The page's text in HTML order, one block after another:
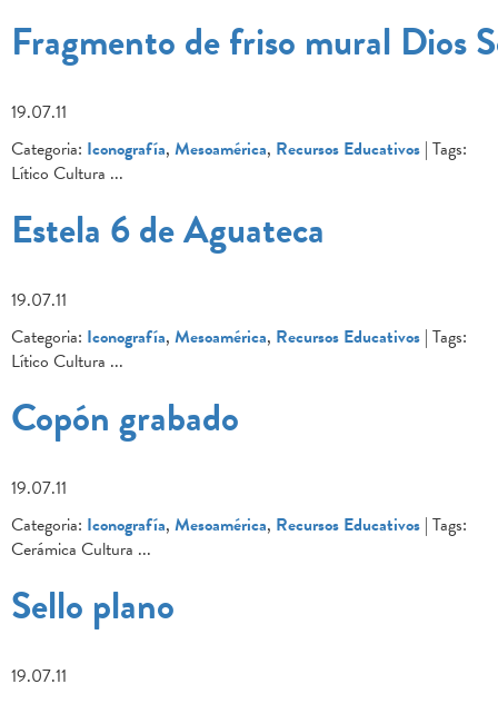
Fragmento de friso mural Dios
19.07.11
Categoria: Iconografía, Mesoamérica, Recursos Educativos | Tags:
Lítico Cultura ...
Estela 6 de Aguateca
19.07.11
Categoria: Iconografía, Mesoamérica, Recursos Educativos | Tags:
Lítico Cultura ...
Copón grabado
19.07.11
Categoria: Iconografía, Mesoamérica, Recursos Educativos | Tags:
Cerámica Cultura ...
Sello plano
19.07.11